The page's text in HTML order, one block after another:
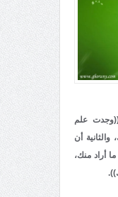
((وجدت علم
أن
أراد منك،